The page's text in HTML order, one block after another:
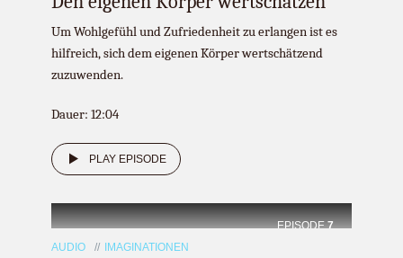
Um Wohlgefühl und Zufriedenheit zu erlangen ist es
hilfreich, sich dem eigenen Körper wertschätzend
zuzuwenden.
Dauer: 12:04
PLAY EPISODE
EPISODE 7
AUDIO
IMAGINATIONEN